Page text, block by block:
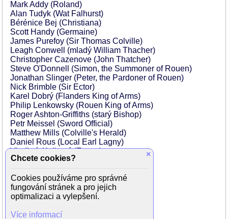
Mark Addy (Roland)
Alan Tudyk (Wat Falhurst)
Bérénice Bej (Christiana)
Scott Handy (Germaine)
James Purefoy (Sir Thomas Colville)
Leagh Conwell (mladý William Thacher)
Christopher Cazenove (John Thatcher)
Steve O'Donnell (Simon, the Summoner of Rouen)
Jonathan Slinger (Peter, the Pardoner of Rouen)
Nick Brimble (Sir Ector)
Karel Dobrý (Flanders King of Arms)
Philip Lenkowsky (Rouen King of Arms)
Roger Ashton-Griffiths (starý Bishop)
Petr Meissel (Sword Official)
Matthew Mills (Colville's Herald)
Daniel Rous (Local Earl Lagny)
Vladimír Kulhavý (Fence)
Noel le Bon (French Squire)
David Schneider (Relic Seller)
Rudolf Kubík (Paris Master of Arms)
David Fisher (London King of Arms)
Alice Connor (Lone Girl in Cheapside)
×
Chcete cookies?
Cookies používáme pro správné
fungování stránek a pro jejich
optimalizaci a vylepšení.
Více informací